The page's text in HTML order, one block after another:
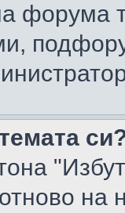
форума
на